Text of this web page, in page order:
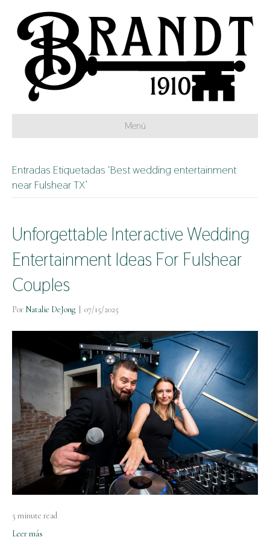
Menú
Entradas Etiquetadas ‘Best wedding entertainment
near Fulshear TX’
Unforgettable Interactive Wedding
Entertainment Ideas For Fulshear
Couples
Por Natalie DeJong 07/15/2025
5 minute read
Leer más